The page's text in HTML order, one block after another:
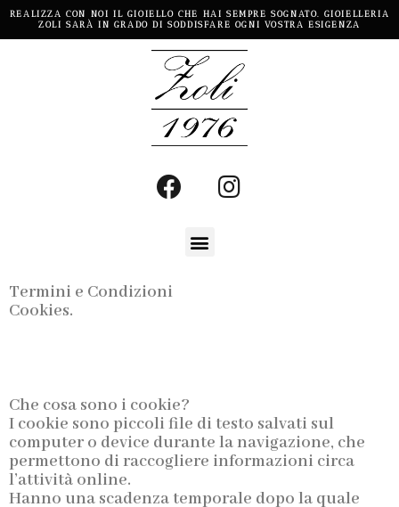
REALIZZA CON NOI IL GIOIELLO CHE HAI SEMPRE SOGNATO. GIOIELLERIA
ZOLI SARÀ IN GRADO DI SODDISFARE OGNI VOSTRA ESIGENZA
Termini e Condizioni
Cookies.
Che cosa sono i cookie?
I cookie sono piccoli file di testo salvati sul
computer o device durante la navigazione, che
permettono di raccogliere informazioni circa
l’attività online.
Hanno una scadenza temporale dopo la quale